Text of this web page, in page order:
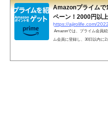
Amazonプライムで
ペーン！2000円以
Amazonでは、プライム会員
ム会員に登録し、30日以内に